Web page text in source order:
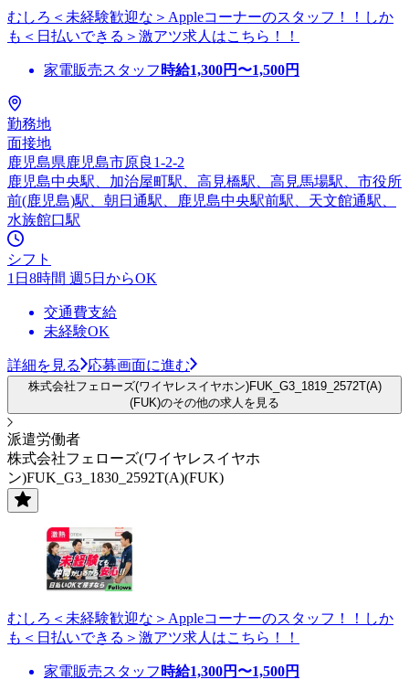
むしろ＜未経験歓迎な＞Appleコーナーのスタッフ！！しか
も＜日払いできる＞激アツ求人はこちら！！
家電販売スタッフ 時給1,300円〜1,500円
勤務地
面接地
鹿児島県鹿児島市原良1-2-2
鹿児島中央駅、加治屋町駅、高見橋駅、高見馬場駅、市役所
前(鹿児島)駅、朝日通駅、鹿児島中央駅前駅、天文館通駅、
水族館口駅
シフト
1日8時間 週5日からOK
交通費支給
未経験OK
詳細を見る 応募画面に進む
株式会社フェローズ(ワイヤレスイヤホン)FUK_G3_1819_2572T(A)
(FUK)のその他の求人を見る
派遣労働者
株式会社フェローズ(ワイヤレスイヤホ
ン)FUK_G3_1830_2592T(A)(FUK)
むしろ＜未経験歓迎な＞Appleコーナーのスタッフ！！しか
も＜日払いできる＞激アツ求人はこちら！！
家電販売スタッフ 時給1,300円〜1,500円